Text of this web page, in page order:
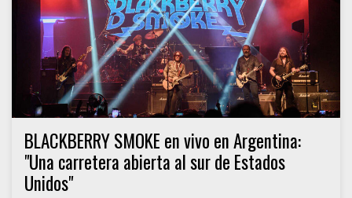
BLACKBERRY SMOKE en vivo en Argentina:
"Una carretera abierta al sur de Estados
Unidos"